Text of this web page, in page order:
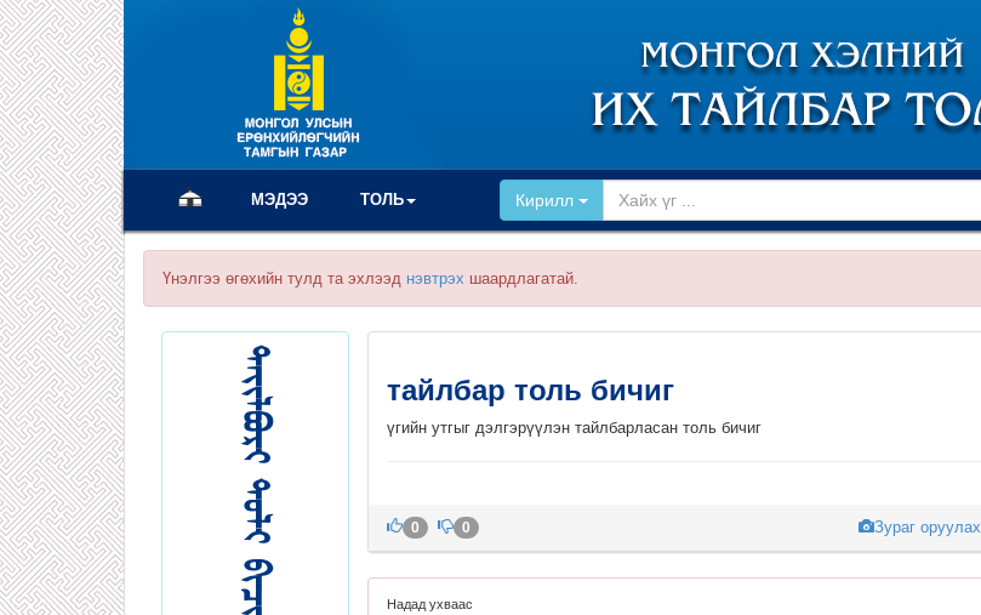
(current)МЭДЭЭ ТОЛЬ Кирилл
Үнэлгээ өгөхийн тулд та эхлээд нэвтрэх шаардлагатай.
тайлбар толь бичиг
үгийн утгыг дэлгэрүүлэн тайлбарласан толь бичиг
Зураг оруулах
0 0
Надад ухваас